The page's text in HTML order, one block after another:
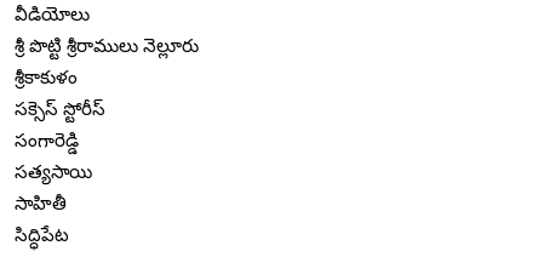
వీడియోలు
శ్రీ పొట్టి శ్రీరాములు నెల్లూరు
శ్రీకాకుళం
సక్సెస్ స్టోరీస్
సంగారెడ్డి
సత్యసాయి
సాహితీ
సిద్ధిపేట